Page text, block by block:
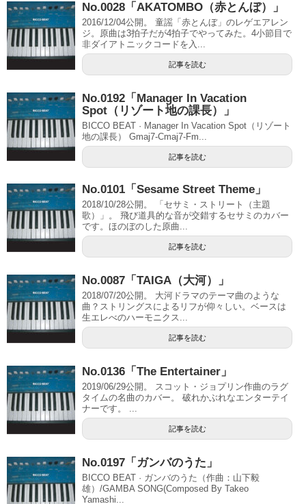
No.0028「AKATOMBO（赤とんぼ）」
2016/12/04公開。 童謡「赤とんぼ」のレゲエアレン
ジ。原曲は3拍子だが4拍子でやってみた。4小節目で
非ダイアトニックコードを入...
記事を読む
No.0192「Manager In Vacation
Spot（リゾート地の課長）」
BICCO BEAT · Manager In Vacation Spot（リゾート
地の課長） Gmaj7-Cmaj7-Fm...
記事を読む
No.0101「Sesame Street Theme」
2018/10/28公開。 「セサミ・ストリート（主題
歌）」。 飛び道具的な音が交錯するセサミのカバー
です。ほのぼのした原曲...
記事を読む
No.0087「TAIGA（大河）」
2018/07/20公開。 大河ドラマのテーマ曲のような
曲？ストリングスによるリフが仰々しい。ベースは
生エレべのハーモニクス...
記事を読む
No.0136「The Entertainer」
2019/06/29公開。 スコット・ジョプリン作曲のラグ
タイムの名曲のカバー。 破れかぶれなエンターテイ
ナーです。 ...
記事を読む
No.0197「ガンバのうた」
BICCO BEAT · ガンバのうた（作曲：山下毅
雄）/GAMBA SONG(Composed By Takeo
Yamashi...